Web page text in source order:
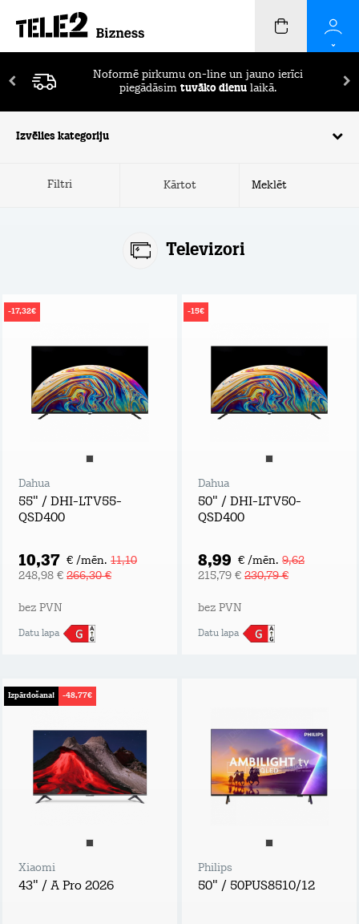
Pirmos 2 mēnešus ierīču apdrošināšanaBEZ
MAKSAS!
Izvēlies kategoriju
Filtri Kārtot
Televizori
-17,32€
Dahua
55" / DHI-LTV55-
QSD400
10,37 € /mēn. 11,10
248,98 € 266,30 €
bez PVN
Datu lapa
-15€
Dahua
50" / DHI-LTV50-
QSD400
8,99 € /mēn. 9,62
215,79 € 230,79 €
bez PVN
Datu lapa
Izpārdošana! -48,77€
Xiaomi
43" / A Pro 2026
Philips
50" / 50PUS8510/12